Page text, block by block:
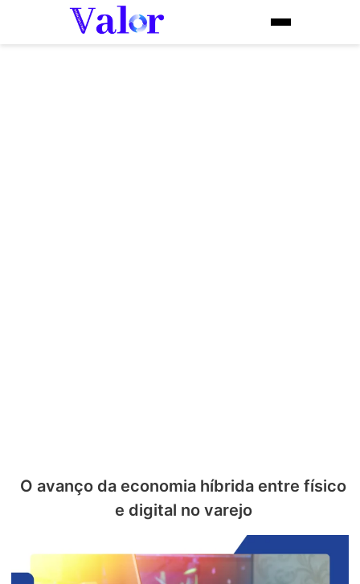
O avanço da economia híbrida entre físico
e digital no varejo